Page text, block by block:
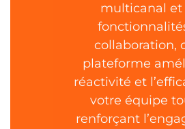
multicanal et
collaboration,
plateforme
réactivité et
votre équipe
renforçant